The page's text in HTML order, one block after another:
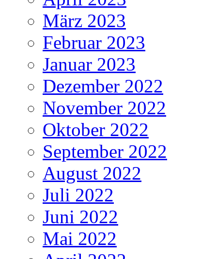
März 2023
Februar 2023
Januar 2023
Dezember 2022
November 2022
Oktober 2022
September 2022
August 2022
Juli 2022
Juni 2022
Mai 2022